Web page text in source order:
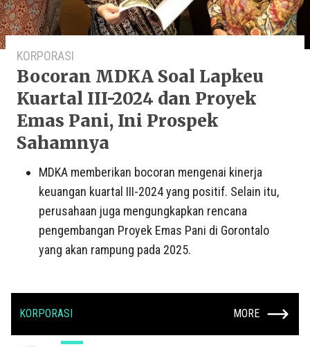
KORPORASI
Bocoran MDKA Soal Lapkeu
Kuartal III-2024 dan Proyek
Emas Pani, Ini Prospek
Sahamnya
MDKA memberikan bocoran mengenai kinerja
keuangan kuartal III-2024 yang positif. Selain itu,
perusahaan juga mengungkapkan rencana
pengembangan Proyek Emas Pani di Gorontalo
yang akan rampung pada 2025.
KORPORASI MORE